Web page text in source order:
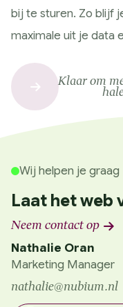
bij te sturen. Zo blijf
maximale uit je data
Klaar om
Wij helpen je graag
Laat het web
Neem contact op
Nathalie Oran
Marketing Manager
nathalie@nubium.nl